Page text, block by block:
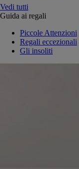
Vedi tutti
Guida ai regali
Piccole Attenzioni
Regali eccezionali
Gli insoliti